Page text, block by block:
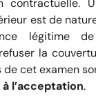
contractuelle.
est de
légitime de
la
cet examen
l’acceptation.